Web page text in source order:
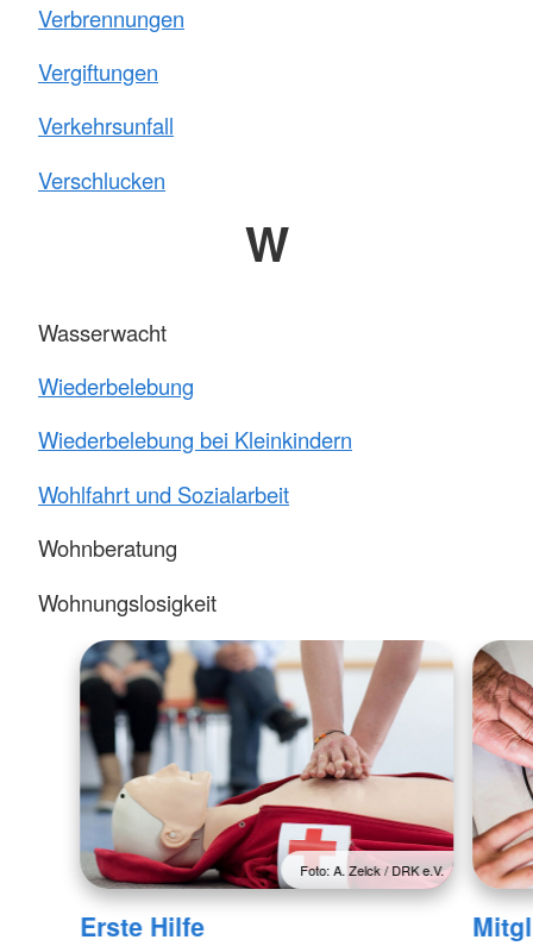
Verbrennungen
Vergiftungen
Verkehrsunfall
Verschlucken
W
Wasserwacht
Wiederbelebung
Wiederbelebung bei Kleinkindern
Wohlfahrt und Sozialarbeit
Wohnberatung
Wohnungslosigkeit
Foto: A. Zelck / DRK e.V.
Erste Hilfe